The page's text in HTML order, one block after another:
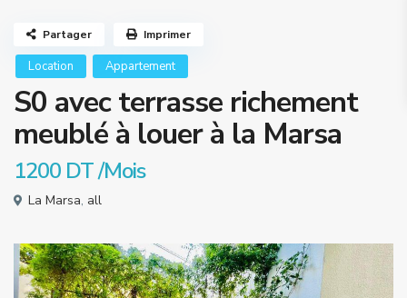
Location Appartement
S0 avec terrasse richement
meublé à louer à la Marsa
1200 DT/Mois
La Marsa, all
Partager Imprimer